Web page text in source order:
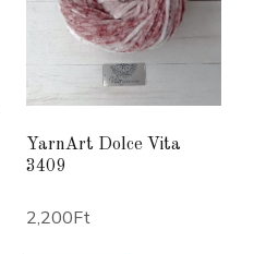
YarnArt Dolce Vita
3409
2,200Ft